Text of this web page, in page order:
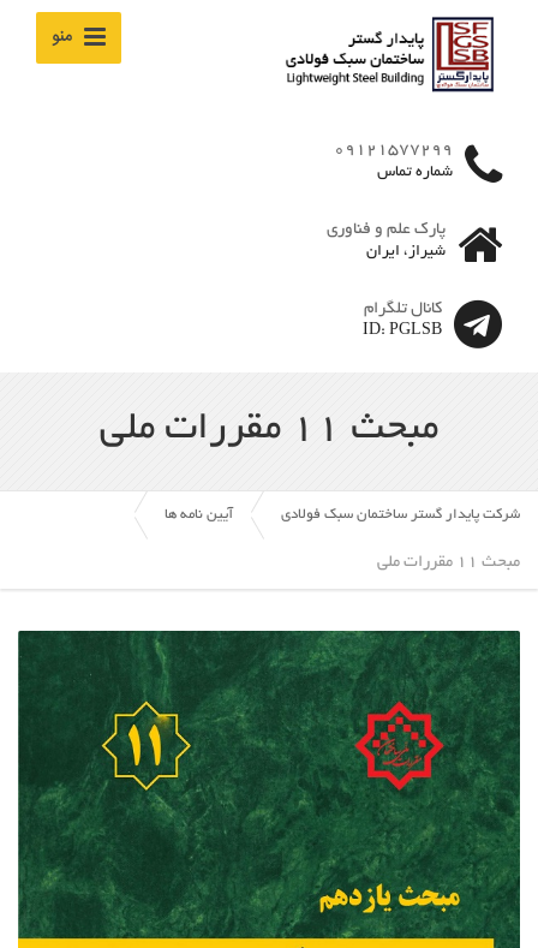
منو
09121577299
شماره تماس
پارک علم و فناوری
شیراز، ایران
کانال تلگرام
ID: PGLSB
مبحث 11 مقررات ملی
شرکت پایدار گستر ساختمان سبک فولادی آیین نامه ها
مبحث 11 مقررات ملی